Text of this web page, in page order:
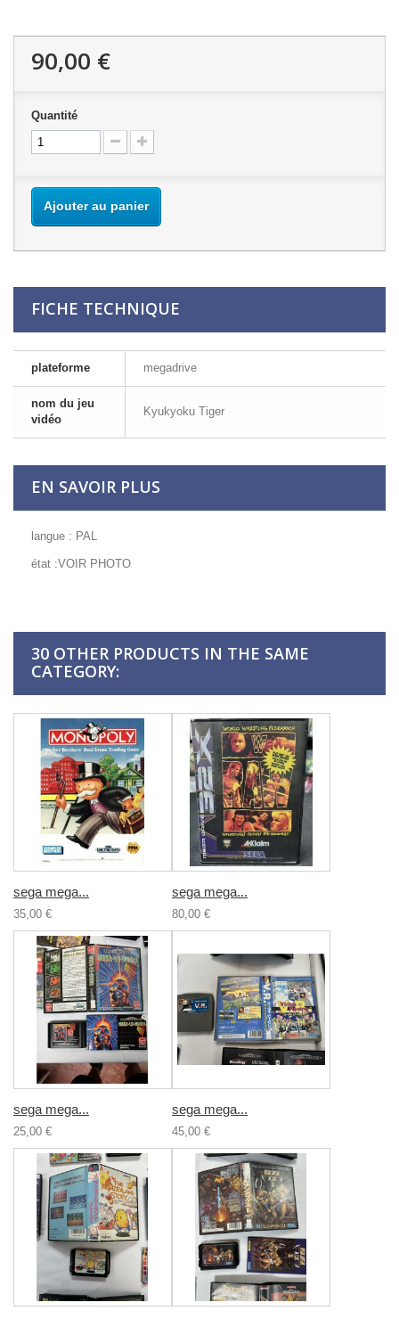
90,00 €
Quantité
Ajouter au panier
FICHE TECHNIQUE
plateforme megadrive
nom du jeu
vidéo
Kyukyoku Tiger
EN SAVOIR PLUS
langue : PAL
état :VOIR PHOTO
30 OTHER PRODUCTS IN THE SAME
CATEGORY:
sega mega...
35,00 €
sega mega...
80,00 €
sega mega...
25,00 €
sega mega...
45,00 €